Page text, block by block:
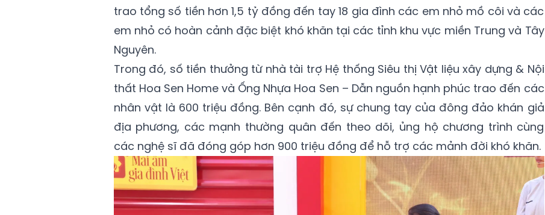
trao tổng số tiền hơn 1,5 tỷ đồng đến tay 18 gia đình các em nhỏ mồ côi và các
em nhỏ có hoàn cảnh đặc biệt khó khăn tại các tỉnh khu vực miền Trung và Tây
Nguyên.
Trong đó, số tiền thưởng từ nhà tài trợ Hệ thống Siêu thị Vật liệu xây dựng & Nội
thất Hoa Sen Home và Ống Nhựa Hoa Sen – Dẫn nguồn hạnh phúc trao đến các
nhân vật là 600 triệu đồng. Bên cạnh đó, sự chung tay của đông đảo khán giả
địa phương, các mạnh thường quân đến theo dõi, ủng hộ chương trình cùng
các nghệ sĩ đã đóng góp hơn 900 triệu đồng để hỗ trợ các mảnh đời khó khăn.